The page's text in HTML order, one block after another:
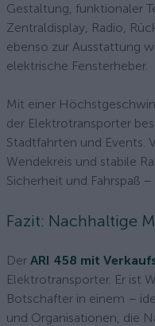
Gestaltung, funktionaler
Zentraldisplay, Radio,
ebenso zur Ausstattung
elektrische Fensterheber.
Mit einer
der Elektrotransporter
Stadtfahrten und Events.
Wendekreis und stabile
Sicherheit und Fahrspaß
Fazit: Nachhaltige
Der ARI 458 mit
Elektrotransporter. Er ist
Botschafter in einem –
und Organisationen, die